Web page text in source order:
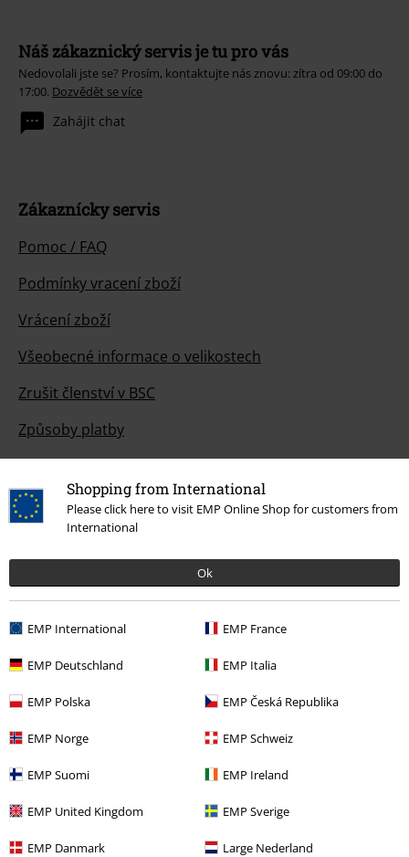
Shopping from International
Please click here to visit EMP Online Shop for customers from
International
Ok
EMP International EMP France
EMP Deutschland EMP Italia
EMP Polska EMP Česká Republika
EMP Norge EMP Schweiz
EMP Suomi EMP Ireland
EMP United Kingdom EMP Sverige
EMP Danmark Large Nederland
Náš zákaznický servis je tu pro vás
Nedovolali jste se? Prosím, kontaktujte nás znovu: zítra od 09:00 do
17:00. Dozvědět se více
Zahájit chat
Zákaznícky servis
Pomoc / FAQ
Podmínky vracení zboží
Vrácení zboží
Všeobecné informace o velikostech
Zrušit členství v BSC
Způsoby platby
Nabídky pro vás
Objednejte si dárkový poukaz
O EMP
Udržitelnost